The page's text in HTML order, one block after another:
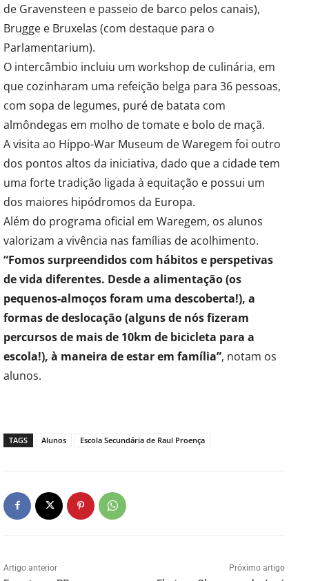
de Gravensteen e passeio de barco pelos canais),
Brugge e Bruxelas (com destaque para o
Parlamentarium).
O intercâmbio incluiu um workshop de culinária, em
que cozinharam uma refeição belga para 36 pessoas,
com sopa de legumes, puré de batata com
almôndegas em molho de tomate e bolo de maçã.
A visita ao Hippo-War Museum de Waregem foi outro
dos pontos altos da iniciativa, dado que a cidade tem
uma forte tradição ligada à equitação e possui um
dos maiores hipódromos da Europa.
Além do programa oficial em Waregem, os alunos
valorizam a vivência nas famílias de acolhimento.
“Fomos surpreendidos com hábitos e perspetivas
de vida diferentes. Desde a alimentação (os
pequenos-almoços foram uma descoberta!), a
formas de deslocação (alguns de nós fizeram
percursos de mais de 10km de bicicleta para a
escola!), à maneira de estar em família”, notam os
alunos.
TAGS Alunos Escola Secundária de Raul Proença
Artigo anterior Próximo artigo